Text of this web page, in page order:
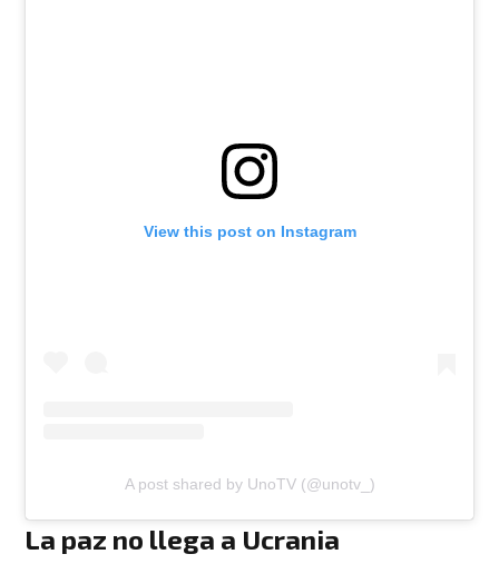
View this post on Instagram
A post shared by UnoTV (@unotv_)
La paz no llega a Ucrania